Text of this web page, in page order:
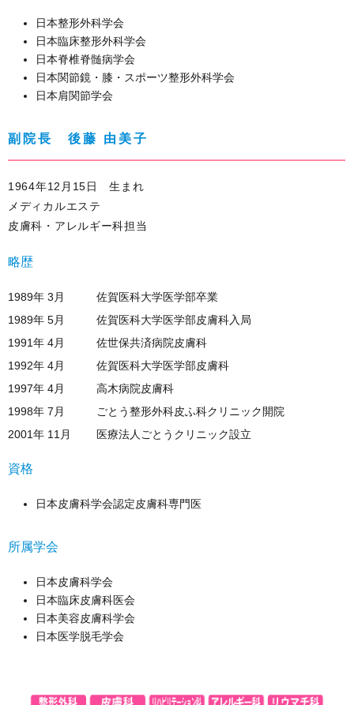
日本整形外科学会
日本臨床整形外科学会
日本脊椎脊髄病学会
日本関節鏡・膝・スポーツ整形外科学会
日本肩関節学会
副院長 後藤 由美子
1964年12月15日 生まれ
メディカルエステ
皮膚科・アレルギー科担当
略歴
1989年 3月
佐賀医科大学医学部卒業
1989年 5月
佐賀医科大学医学部皮膚科入局
1991年 4月
佐世保共済病院皮膚科
1992年 4月
佐賀医科大学医学部皮膚科
1997年 4月
高木病院皮膚科
1998年 7月
ごとう整形外科皮ふ科クリニック開院
2001年 11月
医療法人ごとうクリニック設立
資格
日本皮膚科学会認定皮膚科専門医
所属学会
日本皮膚科学会
日本臨床皮膚科医会
日本美容皮膚科学会
日本医学脱毛学会